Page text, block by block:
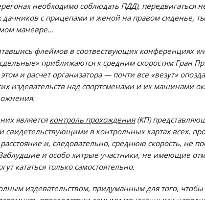
необходимо соблюдать ПДД), передвигаться
с прицепами и женой на правом сиденье,
маневре…
флеймов в соотвествующих конференциях
приближаются к средним скоростям Гран
и расчет организатора — почти все «везут»
издевательств над спортсменами и их машинами
является контроль прохождения(КП)
свидетельствующими в контрольных картах всех,
расстояние и, следовательно, среднюю скорость, не
и особо хитрые участники, не имеющие
кататься только самостоятельно.
издевательством, придуманным для того,